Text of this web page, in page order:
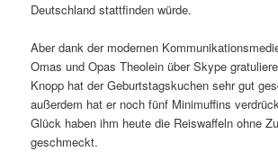
Deutschland stattfinden würde.
Aber dank der modernen
Omas und Opas Theolein über Skype
Knopp hat der Geburtstagskuchen sehr gut
außerdem hat er noch fünf Minimuffins
Glück haben ihm heute die Reiswaffeln ohne
geschmeckt.